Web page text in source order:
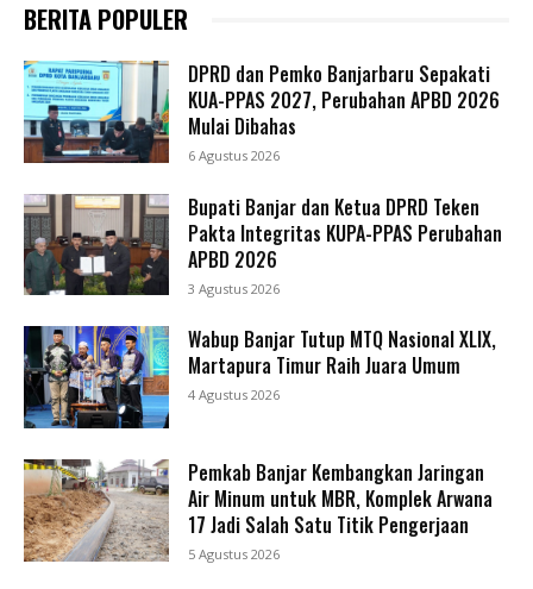
BERITA POPULER
DPRD dan Pemko Banjarbaru Sepakati
KUA-PPAS 2027, Perubahan APBD 2026
Mulai Dibahas
6 Agustus 2026
Bupati Banjar dan Ketua DPRD Teken
Pakta Integritas KUPA-PPAS Perubahan
APBD 2026
3 Agustus 2026
Wabup Banjar Tutup MTQ Nasional XLIX,
Martapura Timur Raih Juara Umum
4 Agustus 2026
Pemkab Banjar Kembangkan Jaringan
Air Minum untuk MBR, Komplek Arwana
17 Jadi Salah Satu Titik Pengerjaan
5 Agustus 2026